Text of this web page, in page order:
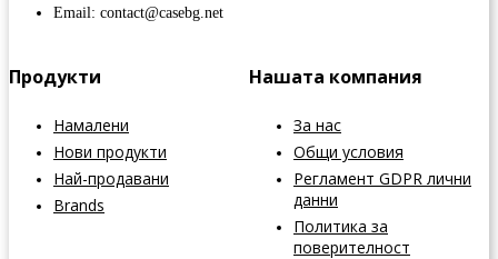
Email: contact@casebg.net
Продукти
Намалени
Нови продукти
Най-продавани
Brands
Нашата компания
За нас
Общи условия
Регламент GDPR лични
данни
Политика за
поверителност